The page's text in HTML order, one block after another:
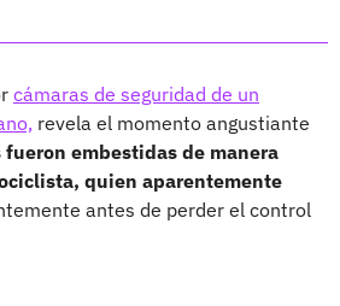
cámaras de seguridad de un
revela el momento angustiante
fueron embestidas de manera
quien aparentemente
antes de perder el control